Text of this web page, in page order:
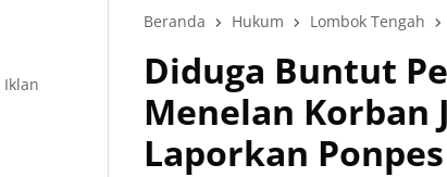
Beranda Hukum Lombok Tengah
Diduga Buntut
Menelan Korban
Laporkan
Iklan